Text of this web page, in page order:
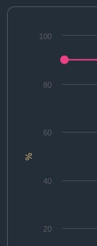
%
20
40
60
80
100